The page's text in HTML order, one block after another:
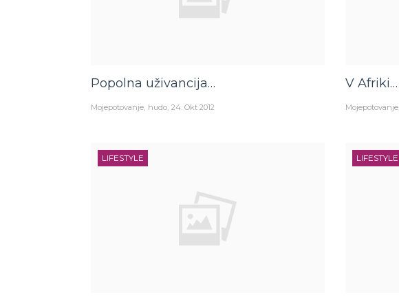
Popolna uživancija…
Mojepotovanje hudo 24. Okt 2012
V Afriki…
Mojepotovanje
LIFESTYLE LIFESTYLE